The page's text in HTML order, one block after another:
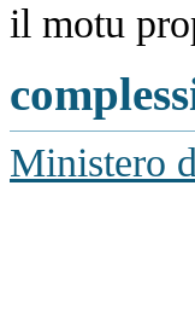
il motu
Ministero